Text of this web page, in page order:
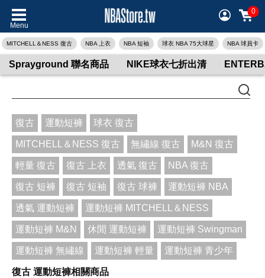
Menu
0
MITCHELL＆NESS 復古 NBA 上衣 NBA 短袖 球衣 NBA 75大球星 NBA 球員卡
Sprayground 聯名商品 NIKE球衣七折出清
復古 運動短褲 球衣 復古
MITCHELL＆NESS 復古 無繡線 復古 M&N 復古
輕量 復古 復古 上衣 透氣 復古 NBA 復古
復古 短褲 復古 短袖 復古 球褲 運動短褲 NBA
透氣 運動短褲 運動短褲 MITCHELL＆NESS
運動短褲 M&N 休閒 運動短褲 運動短褲 Swingman
運動短褲 無繡線 運動短褲 輕量 運動短褲 青少年
復古 運動短褲相關商品